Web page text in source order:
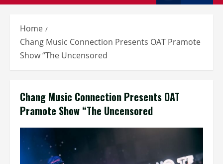
Home
Chang Music Connection Presents OAT Pramote
Show “The Uncensored
Chang Music Connection Presents OAT
Pramote Show “The Uncensored